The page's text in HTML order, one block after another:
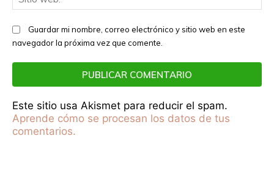
Guardar mi nombre, correo electrónico y sitio web en este
navegador la próxima vez que comente.
Este sitio usa Akismet para reducir el spam.
Aprende cómo se procesan los datos de tus
comentarios.